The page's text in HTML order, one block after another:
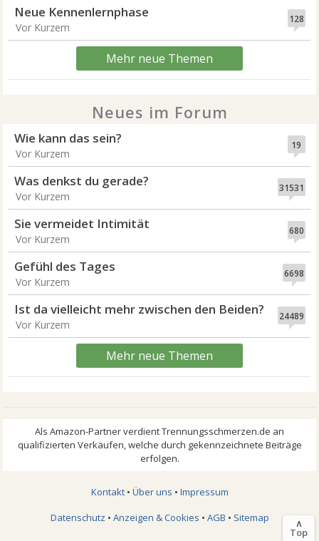
128
Neue Kennenlernphase
Vor Kurzem
Mehr neue Themen
Neues im Forum
19
Wie kann das sein?
Vor Kurzem
31531
Was denkst du gerade?
Vor Kurzem
680
Sie vermeidet Intimität
Vor Kurzem
6698
Gefühl des Tages
Vor Kurzem
24489
Ist da vielleicht mehr zwischen den Beiden?
Vor Kurzem
Mehr neue Themen
Kontakt• Über uns • Impressum
Datenschutz • Anzeigen & Cookies • AGB • Sitemap ∧
Top